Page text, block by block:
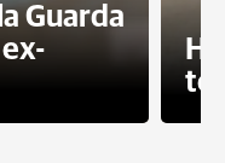
Guarda